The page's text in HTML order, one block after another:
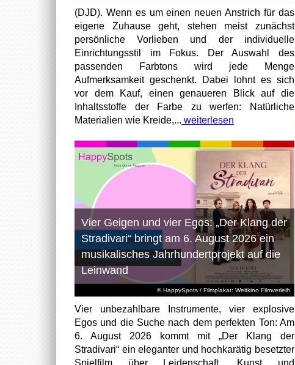
(DJD). Wenn es um einen neuen Anstrich für das
eigene Zuhause geht, stehen meist zunächst
persönliche Vorlieben und der individuelle
Einrichtungsstil im Fokus. Der Auswahl des
passenden Farbtons wird jede Menge
Aufmerksamkeit geschenkt. Dabei lohnt es sich
vor dem Kauf, einen genaueren Blick auf die
Inhaltsstoffe der Farbe zu werfen: Natürliche
Materialien wie Kreide,... weiterlesen
© HappySpots / Filmplakat: Weltkino Filmverleih
Vier Geigen und vier Egos: „Der Klang der
Stradivari“ bringt am 6. August 2026 ein
musikalisches Jahrhundertprojekt auf die
Leinwand
Vier unbezahlbare Instrumente, vier explosive
Egos und die Suche nach dem perfekten Ton: Am
6. August 2026 kommt mit „Der Klang der
Stradivari“ ein eleganter und hochkarätig besetzter
Spielfilm über Leidenschaft, Kunst und